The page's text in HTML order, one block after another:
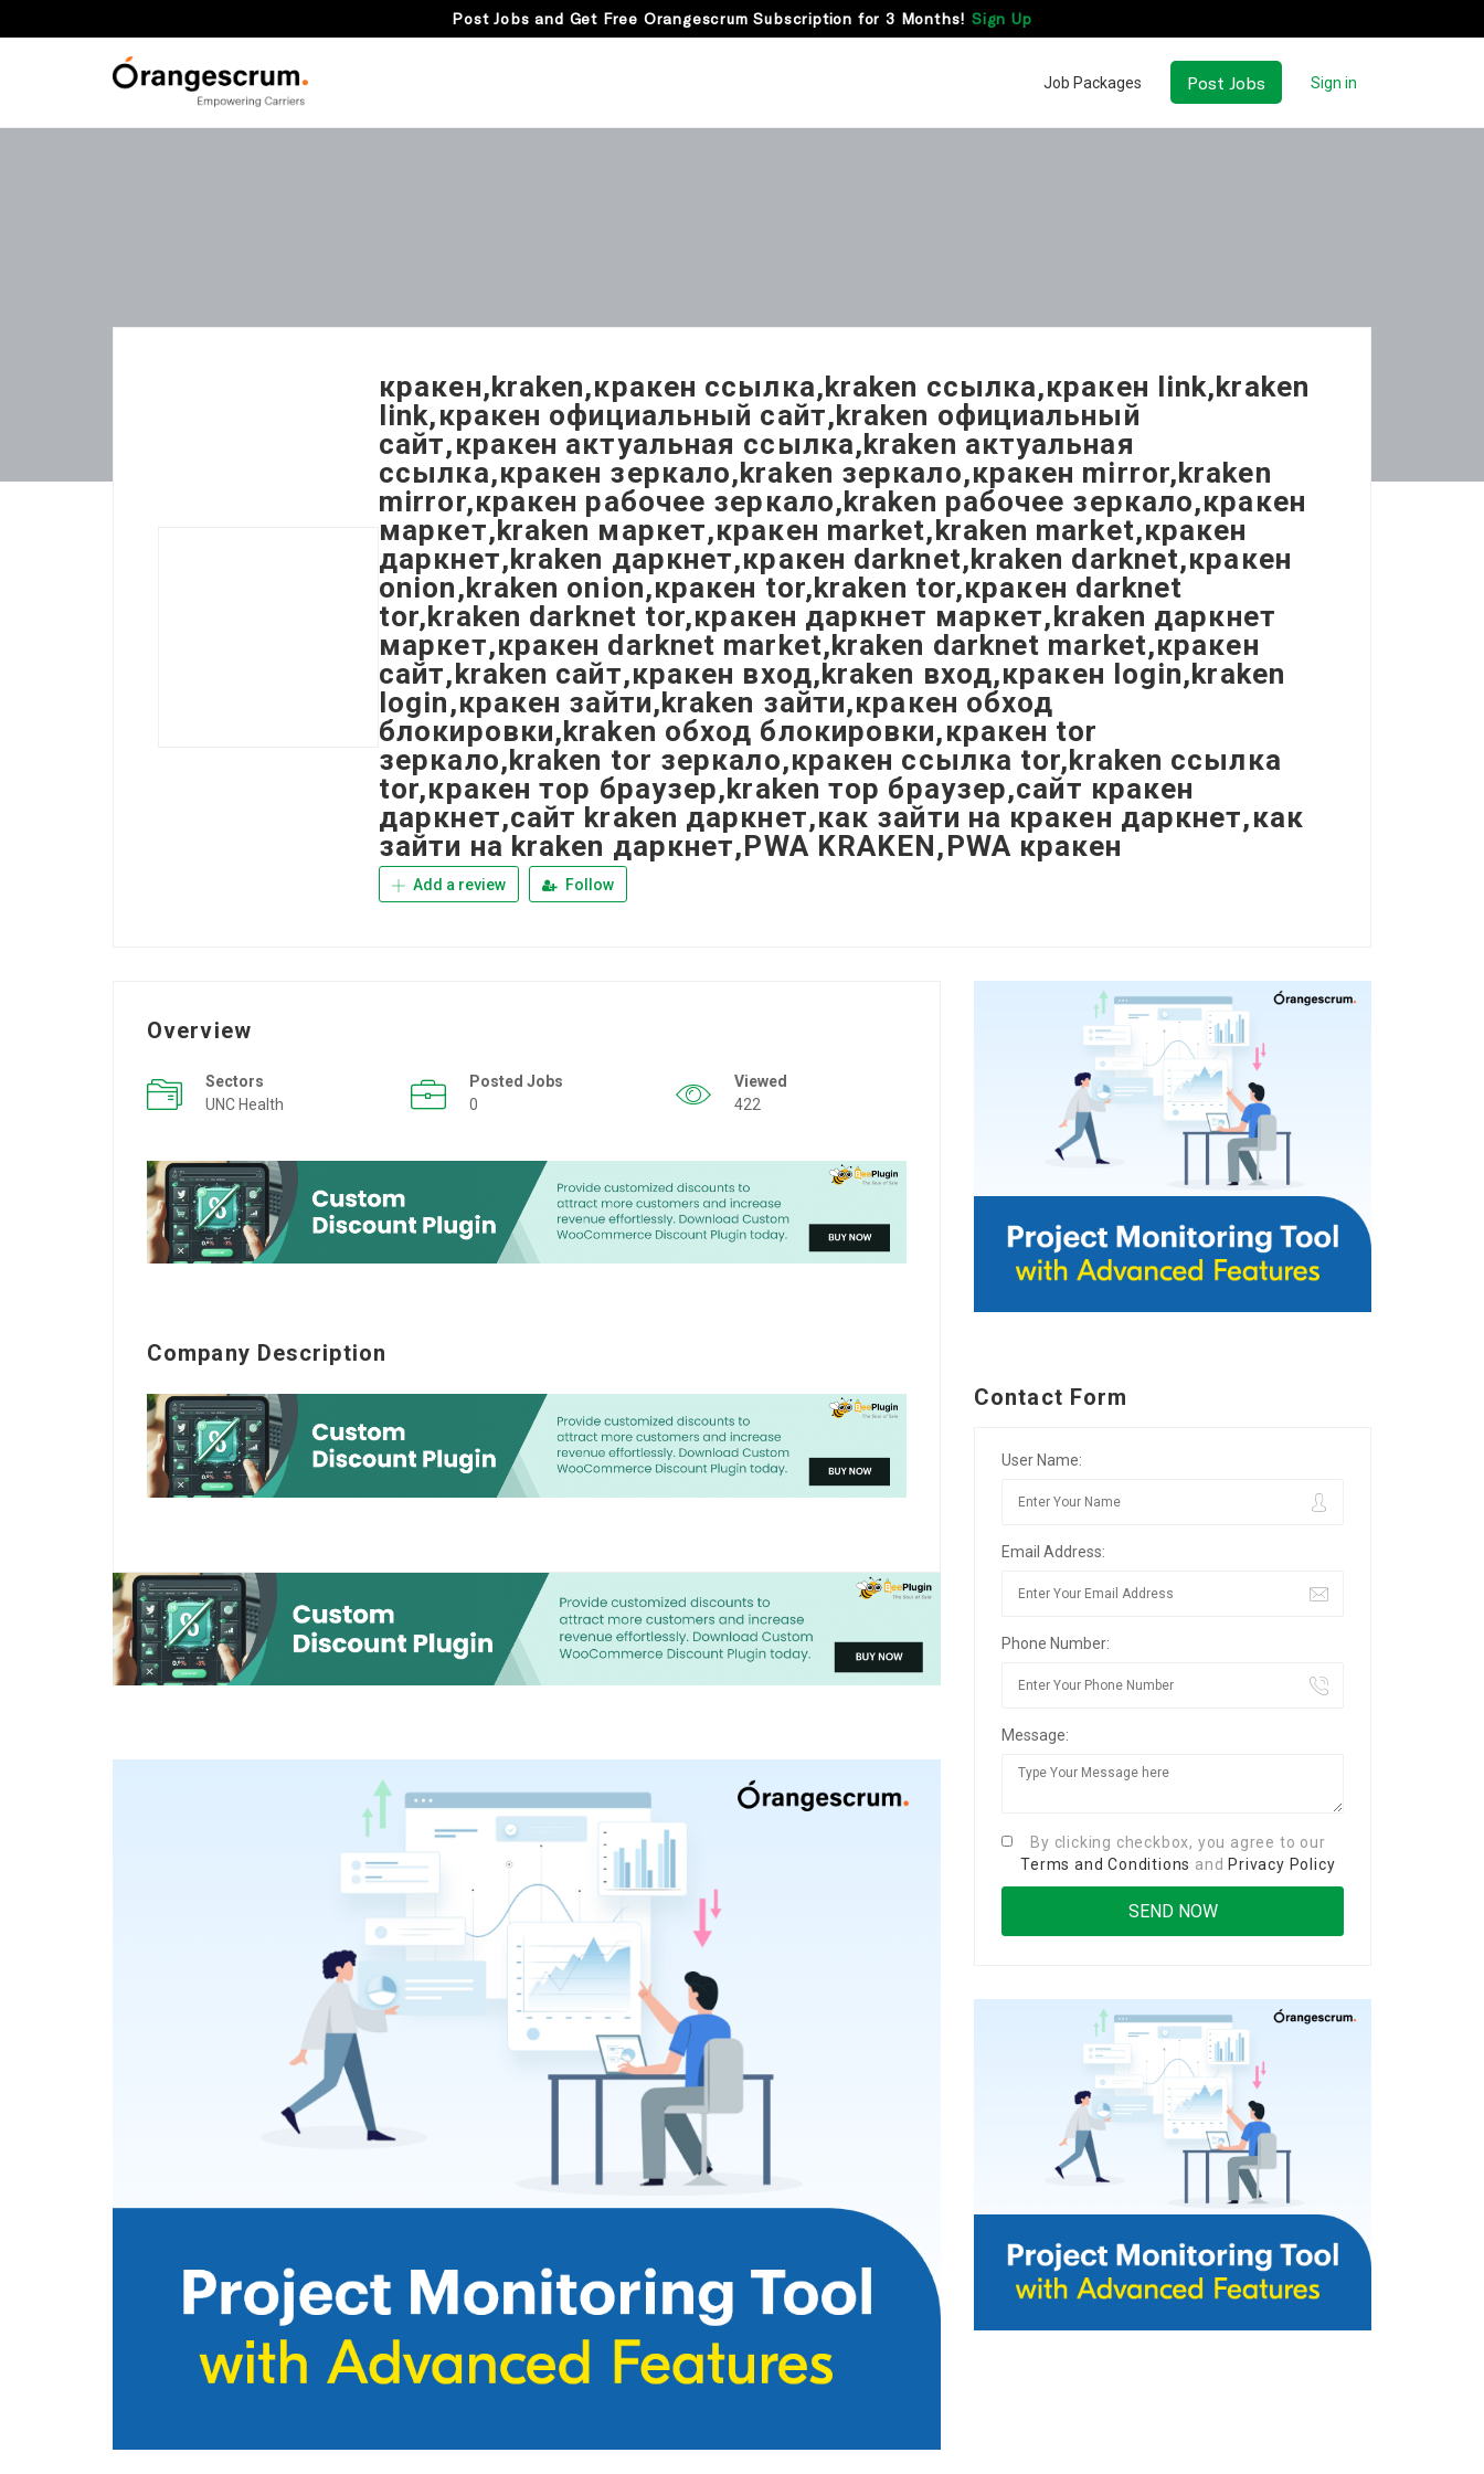
Post Jobs and Get Free Orangescrum Subscription for 3 Months! Sign Up
Job Packages Post Jobs Sign in
кракен,kraken,кракен ссылка,kraken ссылка,кракен link,kraken
link,кракен официальный сайт,kraken официальный
сайт,кракен актуальная ссылка,kraken актуальная
ссылка,кракен зеркало,kraken зеркало,кракен mirror,kraken
mirror,кракен рабочее зеркало,kraken рабочее зеркало,кракен
маркет,kraken маркет,кракен market,kraken market,кракен
даркнет,kraken даркнет,кракен darknet,kraken darknet,кракен
onion,kraken onion,кракен tor,kraken tor,кракен darknet
tor,kraken darknet tor,кракен даркнет маркет,kraken даркнет
маркет,кракен darknet market,kraken darknet market,кракен
сайт,kraken сайт,кракен вход,kraken вход,кракен login,kraken
login,кракен зайти,kraken зайти,кракен обход
блокировки,kraken обход блокировки,кракен tor
зеркало,kraken tor зеркало,кракен ссылка tor,kraken ссылка
tor,кракен тор браузер,kraken тор браузер,сайт кракен
даркнет,сайт kraken даркнет,как зайти на кракен даркнет,как
зайти на kraken даркнет,PWA KRAKEN,PWA кракен
Add a review Follow
Overview
Sectors
UNC Health
Posted Jobs
0
Viewed
422
Company Description
Contact Form
User Name:
Email Address:
Phone Number:
Message:
By clicking checkbox, you agree to our
Terms and Conditions and Privacy Policy